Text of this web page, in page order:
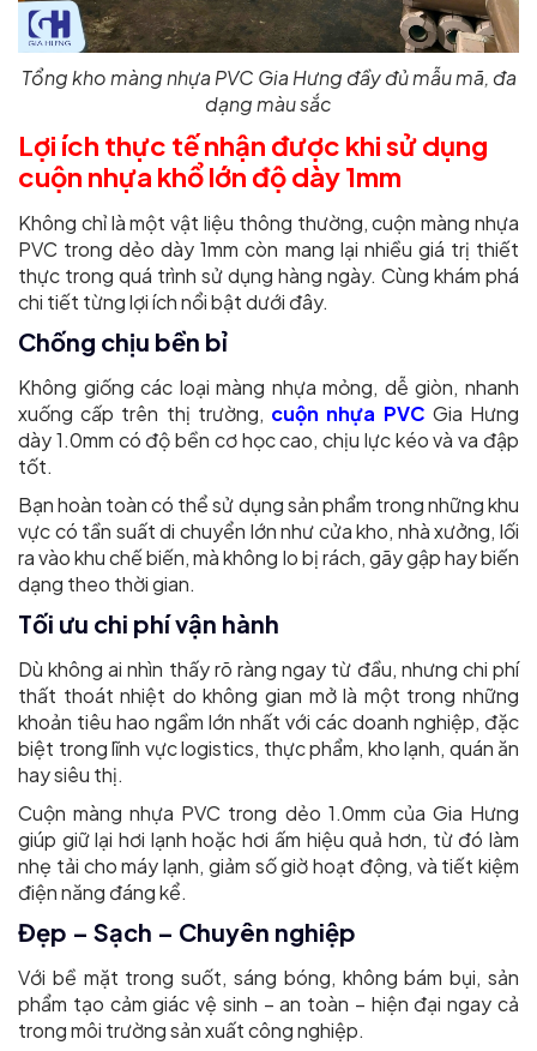
Tổng kho màng nhựa PVC Gia Hưng đầy đủ mẫu mã, đa
dạng màu sắc
Lợi ích thực tế nhận được khi sử dụng
cuộn nhựa khổ lớn độ dày 1mm
Không chỉ là một vật liệu thông thường, cuộn màng nhựa
PVC trong dẻo dày 1mm còn mang lại nhiều giá trị thiết
thực trong quá trình sử dụng hàng ngày. Cùng khám phá
chi tiết từng lợi ích nổi bật dưới đây.
Chống chịu bền bỉ
Không giống các loại màng nhựa mỏng, dễ giòn, nhanh
xuống cấp trên thị trường, cuộn nhựa PVC Gia Hưng
dày 1.0mm có độ bền cơ học cao, chịu lực kéo và va đập
tốt.
Bạn hoàn toàn có thể sử dụng sản phẩm trong những khu
vực có tần suất di chuyển lớn như cửa kho, nhà xưởng, lối
ra vào khu chế biến, mà không lo bị rách, gãy gập hay biến
dạng theo thời gian.
Tối ưu chi phí vận hành
Dù không ai nhìn thấy rõ ràng ngay từ đầu, nhưng chi phí
thất thoát nhiệt do không gian mở là một trong những
khoản tiêu hao ngầm lớn nhất với các doanh nghiệp, đặc
biệt trong lĩnh vực logistics, thực phẩm, kho lạnh, quán ăn
hay siêu thị.
Cuộn màng nhựa PVC trong dẻo 1.0mm của Gia Hưng
giúp giữ lại hơi lạnh hoặc hơi ấm hiệu quả hơn, từ đó làm
nhẹ tải cho máy lạnh, giảm số giờ hoạt động, và tiết kiệm
điện năng đáng kể.
Đẹp – Sạch – Chuyên nghiệp
Với bề mặt trong suốt, sáng bóng, không bám bụi, sản
phẩm tạo cảm giác vệ sinh – an toàn – hiện đại ngay cả
trong môi trường sản xuất công nghiệp.